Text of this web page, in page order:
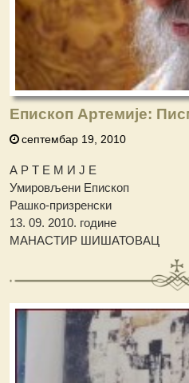
Епископ Артемије:
септембар 19, 2010
А Р Т Е М И Ј Е
Умировљени Епископ
Рашко-призренски
13. 09. 2010. године
МАНАСТИР ШИШАТОВАЦ